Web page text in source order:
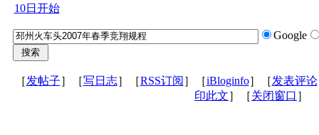
10日开始
Google
［发帖子］［写日志］［RSS订阅 ］［iBloginfo］［发表评论
印此文］［关闭窗口 ］